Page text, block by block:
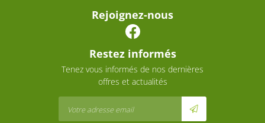
Rejoignez-nous
Restez informés
Tenez vous informés de nos dernières
offres et actualités